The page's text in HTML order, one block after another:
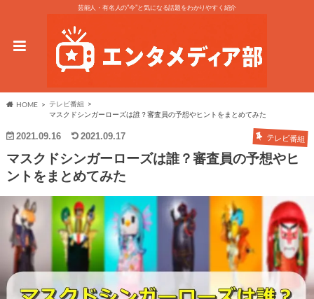
芸能人・有名人の“今”と気になる話題をわかりやすく紹介
HOME
テレビ番組
マスクドシンガーローズは誰？審査員の予想やヒントをまとめてみた
2021.09.16 2021.09.17 テレビ番組
マスクドシンガーローズは誰？審査員の予想やヒ
ントをまとめてみた